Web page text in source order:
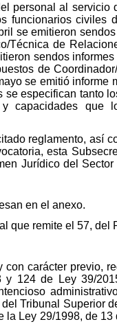
personal al servicio
funcionarios civiles
se emitieron
Técnica de
sendos
de
se emitió informe
especifican tanto
capacidades que
reglamento, así
esta
Jurídico del
en el anexo.
que remite el 57, del
carácter previo,
124 de Ley 39/
Tribunal Superior
la Ley 29/1998, de